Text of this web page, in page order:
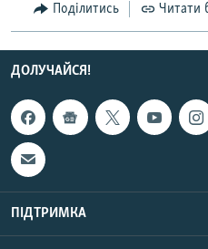
Поділитись Читати
ДОЛУЧАЙСЯ!
ПІДТРИМКА